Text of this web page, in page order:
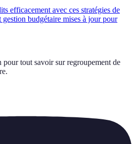
efficacement avec ces stratégies de
gestion budgétaire mises à jour pour
pour tout savoir sur regroupement de
.